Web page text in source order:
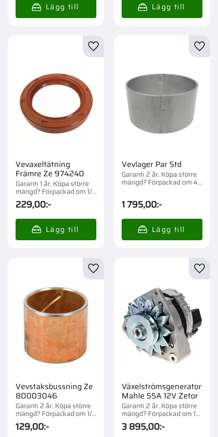
Vevaxeltätning
Främre Ze 974240
Garanti 1 år. Köpa större
mängd? Förpackad om 1/1
st.
229,00:-
Lägg till i favoriter
Vevlager Par Std
Garanti 2 år. Köpa större
mängd? Förpackad om 4
1 795,00:-
Vevstaksbussning Ze
80003046
Garanti 2 år. Köpa större
mängd? Förpackad om 1/1
st.
129,00:-
Lägg till i favoriter
Växelströmsgenerator
Mahle 55A 12V Zetor
Garanti 2 år. Köpa större
mängd? Förpackad om 1
st.
3 895,00:-